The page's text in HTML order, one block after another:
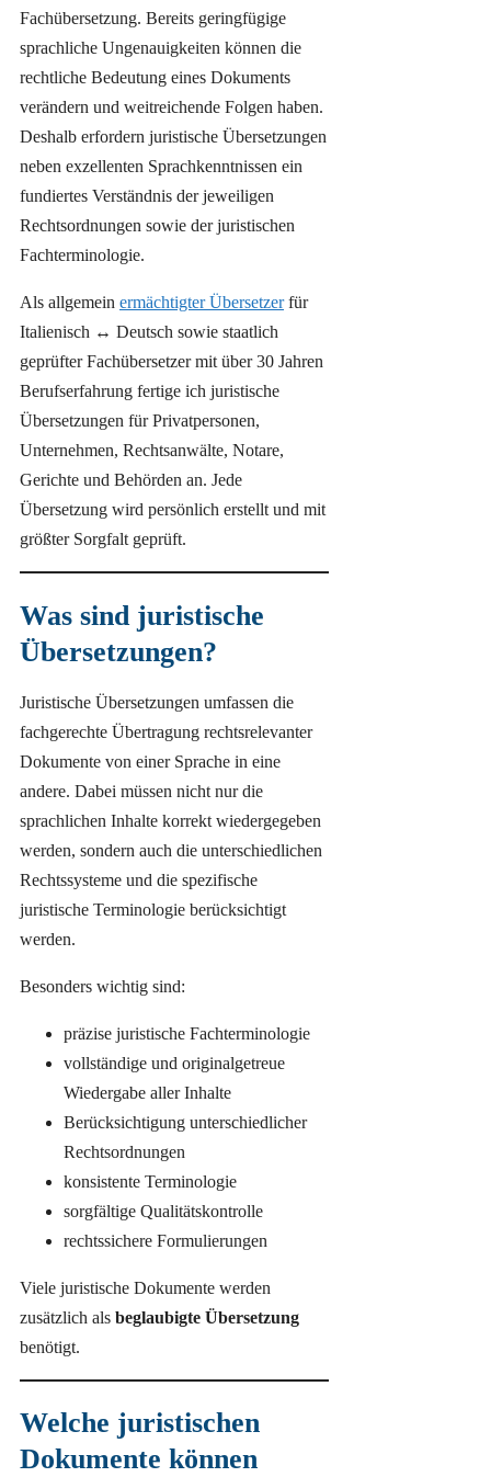
Fachübersetzung. Bereits geringfügige
sprachliche Ungenauigkeiten können die
rechtliche Bedeutung eines Dokuments
verändern und weitreichende Folgen haben.
Deshalb erfordern juristische Übersetzungen
neben exzellenten Sprachkenntnissen ein
fundiertes Verständnis der jeweiligen
Rechtsordnungen sowie der juristischen
Fachterminologie.
Als allgemein ermächtigter Übersetzerfür
Italienisch ↔ Deutsch sowie staatlich
geprüfter Fachübersetzer mit über 30 Jahren
Berufserfahrung fertige ich juristische
Übersetzungen für Privatpersonen,
Unternehmen, Rechtsanwälte, Notare,
Gerichte und Behörden an. Jede
Übersetzung wird persönlich erstellt und mit
größter Sorgfalt geprüft.
Was sind juristische
Übersetzungen?
Juristische Übersetzungen umfassen die
fachgerechte Übertragung rechtsrelevanter
Dokumente von einer Sprache in eine
andere. Dabei müssen nicht nur die
sprachlichen Inhalte korrekt wiedergegeben
werden, sondern auch die unterschiedlichen
Rechtssysteme und die spezifische
juristische Terminologie berücksichtigt
werden.
Besonders wichtig sind:
präzise juristische Fachterminologie
vollständige und originalgetreue
Wiedergabe aller Inhalte
Berücksichtigung unterschiedlicher
Rechtsordnungen
konsistente Terminologie
sorgfältige Qualitätskontrolle
rechtssichere Formulierungen
Viele juristische Dokumente werden
zusätzlich als beglaubigte Übersetzung
benötigt.
Welche juristischen
Dokumente können